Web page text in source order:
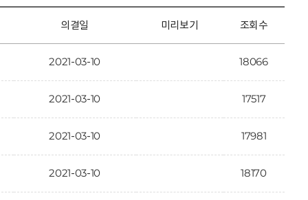
의결일 미리보기 조회수
2021-03-10 18066
2021-03-10 17517
2021-03-10 17981
2021-03-10 18170